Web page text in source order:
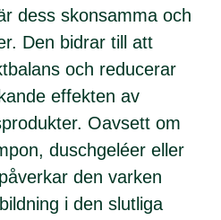
dess skonsamma och
Den bidrar till att
och reducerar
effekten av
Oavsett om
duschgeléer eller
den varken
i den slutliga